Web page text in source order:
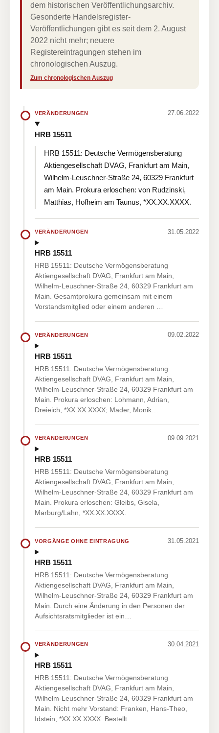
dem historischen Veröffentlichungsarchiv.
Gesonderte Handelsregister-
Veröffentlichungen gibt es seit dem 2. August
2022 nicht mehr; neuere
Registereintragungen stehen im
chronologischen Auszug.
Zum chronologischen Auszug
VERÄNDERUNGEN 27.06.2022
HRB 15511
HRB 15511: Deutsche Vermögensberatung
Aktiengesellschaft DVAG, Frankfurt am Main,
Wilhelm-Leuschner-Straße 24, 60329 Frankfurt
am Main. Prokura erloschen: von Rudzinski,
Matthias, Hofheim am Taunus, *XX.XX.XXXX.
VERÄNDERUNGEN 31.05.2022
HRB 15511
HRB 15511: Deutsche Vermögensberatung
Aktiengesellschaft DVAG, Frankfurt am Main,
Wilhelm-Leuschner-Straße 24, 60329 Frankfurt am
Main. Gesamtprokura gemeinsam mit einem
Vorstandsmitglied oder einem anderen …
VERÄNDERUNGEN 09.02.2022
HRB 15511
HRB 15511: Deutsche Vermögensberatung
Aktiengesellschaft DVAG, Frankfurt am Main,
Wilhelm-Leuschner-Straße 24, 60329 Frankfurt am
Main. Prokura erloschen: Lohmann, Adrian,
Dreieich, *XX.XX.XXXX; Mader, Monik…
VERÄNDERUNGEN 09.09.2021
HRB 15511
HRB 15511: Deutsche Vermögensberatung
Aktiengesellschaft DVAG, Frankfurt am Main,
Wilhelm-Leuschner-Straße 24, 60329 Frankfurt am
Main. Prokura erloschen: Gleibs, Gisela,
Marburg/Lahn, *XX.XX.XXXX.
VORGÄNGE OHNE EINTRAGUNG 31.05.2021
HRB 15511
HRB 15511: Deutsche Vermögensberatung
Aktiengesellschaft DVAG, Frankfurt am Main,
Wilhelm-Leuschner-Straße 24, 60329 Frankfurt am
Main. Durch eine Änderung in den Personen der
Aufsichtsratsmitglieder ist ein…
VERÄNDERUNGEN 30.04.2021
HRB 15511
HRB 15511: Deutsche Vermögensberatung
Aktiengesellschaft DVAG, Frankfurt am Main,
Wilhelm-Leuschner-Straße 24, 60329 Frankfurt am
Main. Nicht mehr Vorstand: Franken, Hans-Theo,
Idstein, *XX.XX.XXXX. Bestellt…